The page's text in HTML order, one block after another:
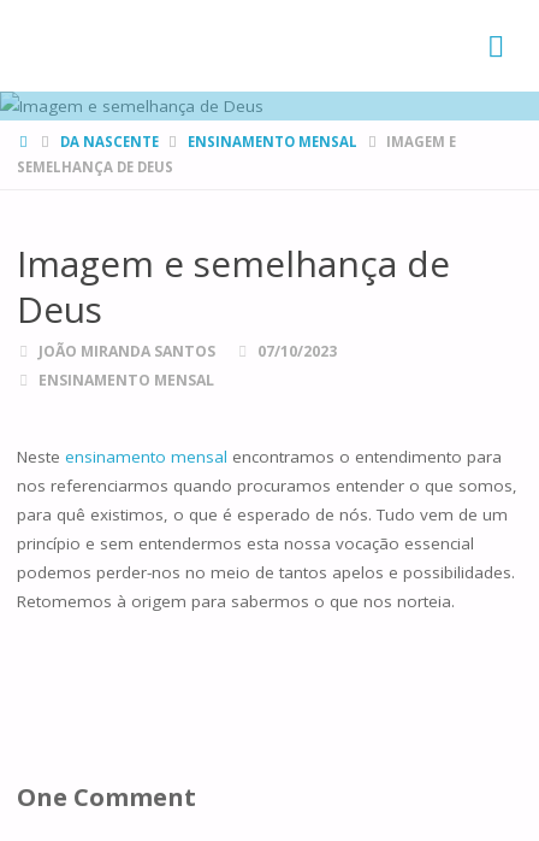
HOMEDA NASCENTE ENSINAMENTO MENSAL
IMAGEM E
SEMELHANÇA DE DEUS
Imagem e semelhança de
Deus
JOÃO MIRANDA SANTOS
07/10/2023
ENSINAMENTO MENSAL
Neste ensinamento mensal encontramos o entendimento para
nos referenciarmos quando procuramos entender o que somos,
para quê existimos, o que é esperado de nós. Tudo vem de um
princípio e sem entendermos esta nossa vocação essencial
podemos perder-nos no meio de tantos apelos e possibilidades.
Retomemos à origem para sabermos o que nos norteia.
One Comment